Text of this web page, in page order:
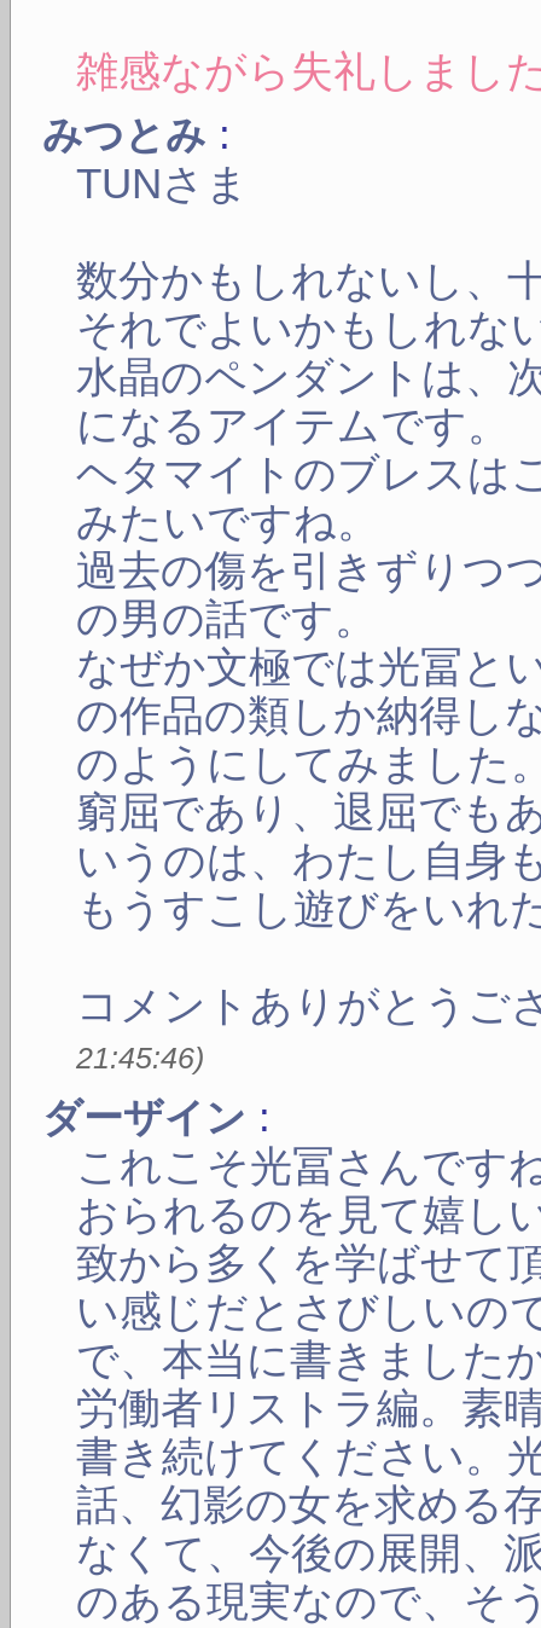
雑感ながら失礼しまし
みつとみ :
TUNさま
数分かもしれないし、
それでよいかもしれな
水晶のペンダントは、
になるアイテムです。
ヘタマイトのブレスは
みたいですね。
過去の傷を引きずりつ
の男の話です。
なぜか文極では光冨と
の作品の類しか納得し
のようにしてみました
窮屈であり、退屈でも
いうのは、わたし自身
もうすこし遊びをいれ
コメントありがとう
21:45:46)
ダーザイン :
これこそ光冨さんです
おられるのを見て嬉し
致から多くを学ばせて
い感じだとさびしいの
で、本当に書きました
労働者リストラ編。素
書き続けてください。
話、幻影の女を求める
なくて、今後の展開、
のある現実なので、そ